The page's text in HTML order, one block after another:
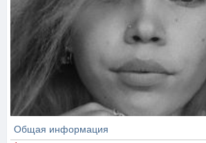
Общая информация